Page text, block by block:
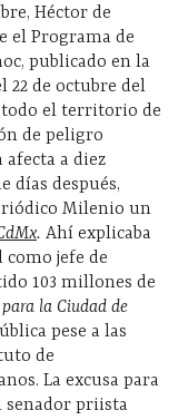
Héctor de
el Programa de
publicado en la
22 de octubre del
todo el territorio de
de peligro
a diez
días después,
Milenio un
. Ahí explicaba
como jefe de
103 millones de
la Ciudad de
pese a las
de
La excusa para
senador priista